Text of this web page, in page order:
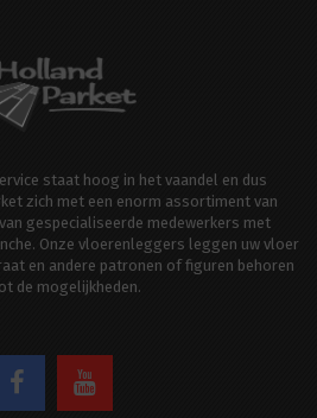
staat hoog in het vaandel en dus
zich met een enorm assortiment van
gespecialiseerde medewerkers met
Onze vloerenleggers leggen uw vloer
en andere patronen of figuren behoren
de mogelijkheden.